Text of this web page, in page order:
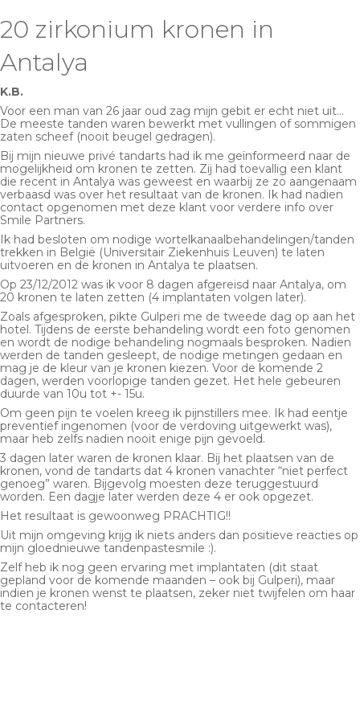
20 zirkonium kronen in
Antalya
K.B.
Voor een man van 26 jaar oud zag mijn gebit er echt niet uit…
De meeste tanden waren bewerkt met vullingen of sommigen
zaten scheef (nooit beugel gedragen).
Bij mijn nieuwe privé tandarts had ik me geïnformeerd naar de
mogelijkheid om kronen te zetten. Zij had toevallig een klant
die recent in Antalya was geweest en waarbij ze zo aangenaam
verbaasd was over het resultaat van de kronen. Ik had nadien
contact opgenomen met deze klant voor verdere info over
Smile Partners.
Ik had besloten om nodige wortelkanaalbehandelingen/tanden
trekken in België (Universitair Ziekenhuis Leuven) te laten
uitvoeren en de kronen in Antalya te plaatsen.
Op 23/12/2012 was ik voor 8 dagen afgereisd naar Antalya, om
20 kronen te laten zetten (4 implantaten volgen later).
Zoals afgesproken, pikte Gulperi me de tweede dag op aan het
hotel. Tijdens de eerste behandeling wordt een foto genomen
en wordt de nodige behandeling nogmaals besproken. Nadien
werden de tanden gesleept, de nodige metingen gedaan en
mag je de kleur van je kronen kiezen. Voor de komende 2
dagen, werden voorlopige tanden gezet. Het hele gebeuren
duurde van 10u tot +- 15u.
Om geen pijn te voelen kreeg ik pijnstillers mee. Ik had eentje
preventief ingenomen (voor de verdoving uitgewerkt was),
maar heb zelfs nadien nooit enige pijn gevoeld.
3 dagen later waren de kronen klaar. Bij het plaatsen van de
kronen, vond de tandarts dat 4 kronen vanachter “niet perfect
genoeg” waren. Bijgevolg moesten deze teruggestuurd
worden. Een dagje later werden deze 4 er ook opgezet.
Het resultaat is gewoonweg PRACHTIG!!
Uit mijn omgeving krijg ik niets anders dan positieve reacties op
mijn gloednieuwe tandenpastesmile :).
Zelf heb ik nog geen ervaring met implantaten (dit staat
gepland voor de komende maanden – ook bij Gulperi), maar
indien je kronen wenst te plaatsen, zeker niet twijfelen om haar
te contacteren!